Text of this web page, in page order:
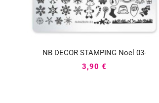
NB DECOR STAMPING Noel 03-
3,90 €